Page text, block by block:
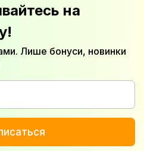
на
Лише бонуси, новинки